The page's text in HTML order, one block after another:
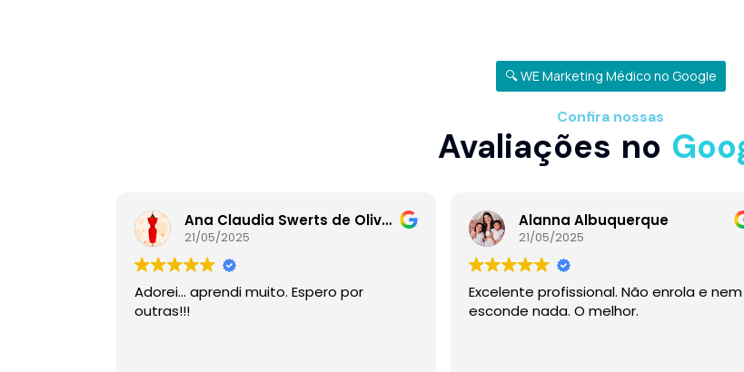
🔍 WE Marketing Médico no Google
Confira nossas
Avaliações no
Ana Claudia Swerts de Oliveira
21/05/2025
Adorei… aprendi muito. Espero por
outras!!!
Alanna Albuquerque
21/05/2025
Excelente profissional. Não enrola e nem
esconde nada. O melhor.